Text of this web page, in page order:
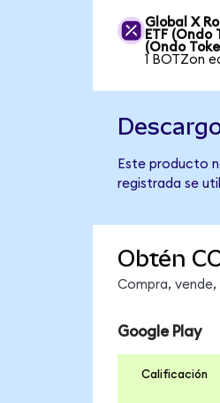
Global X
ETF (Ondo
(Ondo
1 BOTZon
Este producto
registrada se
Obtén
Compra,
Google Play
Calificación